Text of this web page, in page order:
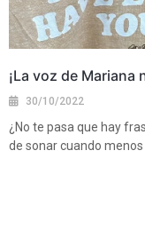
¡La voz de Mariana
30/10/2022
¿No te pasa que hay
de sonar cuando menos